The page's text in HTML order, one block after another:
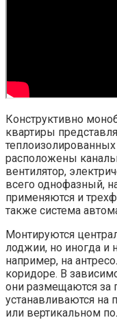
Конструктивно
квартиры
расположены
вентилятор,
всего однофазный,
применяются и
также система
Монтируются
лоджии, но иногда и
например, на
коридоре. В
они размещаются
устанавливаются на
или вертикальном